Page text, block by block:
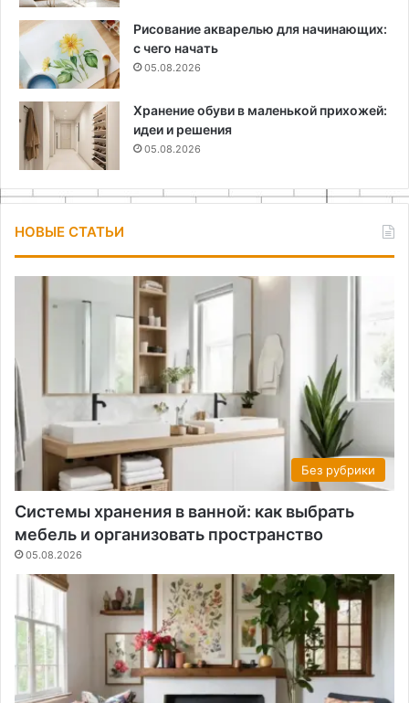
Рисование акварелью для начинающих:
с чего начать
05.08.2026
Хранение обуви в маленькой прихожей:
идеи и решения
05.08.2026
НОВЫЕ СТАТЬИ
Без рубрики
Системы хранения в ванной: как выбрать
мебель и организовать пространство
05.08.2026